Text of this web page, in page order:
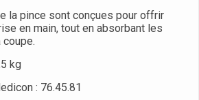
la pince sont conçues pour offrir
en main, tout en absorbant les
kg
: 76.45.81